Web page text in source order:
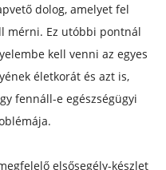
dolog, amelyet fel
mérni. Ez utóbbi pontnál
kell venni az egyes
életkorát és azt is,
fennáll-e egészségügyi
elsősegély-készlet